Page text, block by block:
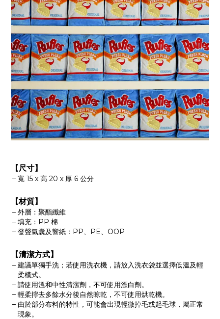
【尺寸】
寬 15 x 高 20 x 厚 6 公分
【材質】
外層：聚酯纖維
填充：PP 棉
發聲氣囊及響紙：PP、PE、OOP
【清潔方式】
建議單獨手洗；若使用洗衣機，請放入洗衣袋並選擇低溫及輕
柔模式。
請使用溫和中性清潔劑，不可使用漂白劑。
輕柔擰去多餘水分後自然晾乾，不可使用烘乾機。
由於部分布料的特性，可能會出現輕微掉毛或起毛球，屬正常
現象。